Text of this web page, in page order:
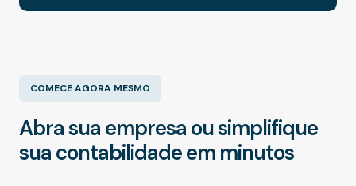
COMECE AGORA MESMO
Abra sua empresa ou simplifique
sua contabilidade em minutos